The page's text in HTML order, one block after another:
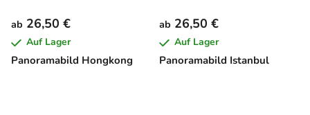
Panoramabild Hongkong
ab 26,50 €
Auf Lager
Panoramabild Istanbul
ab 26,50 €
Auf Lager